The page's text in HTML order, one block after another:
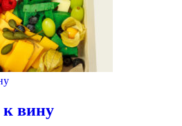
вину